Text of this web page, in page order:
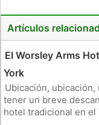
Artículos
El Worsley Arms
York
Ubicación,
tener un breve
hotel tradicional en el